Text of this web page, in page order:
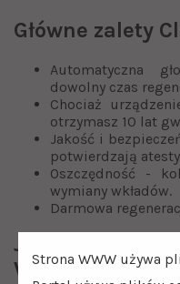
Główne zalety
Automatyczna
dowolny czas
Chociaż
otrzymasz 10 lat
Jakość i
potwierdzają atesty
Oszczędność -
wymiany wkładów.
Darmowa
Jak działa
WS1 TC 15l?
Strona WWW używa